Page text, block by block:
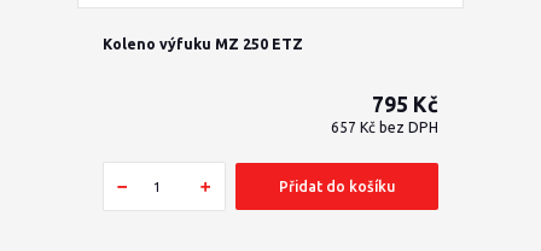
Koleno výfuku MZ 250 ETZ
795 Kč
657 Kč bez DPH
Přidat do košíku